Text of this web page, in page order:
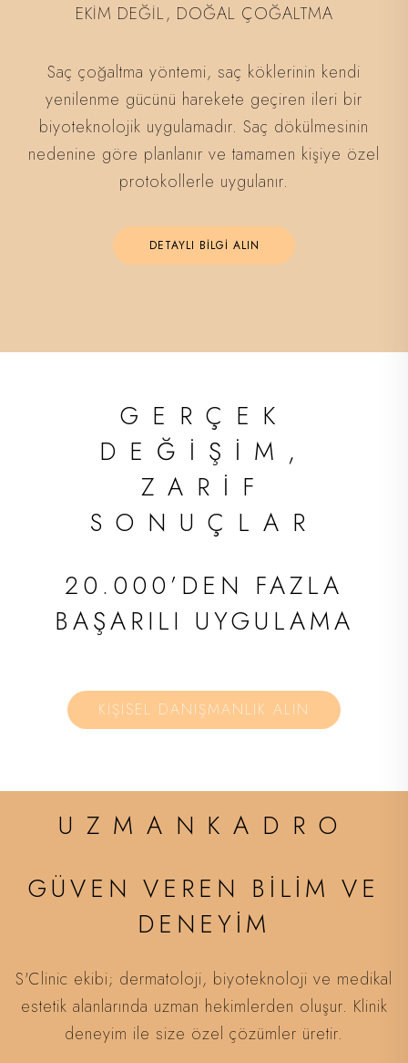
EKİM DEĞİL, DOĞAL ÇOĞALTMA
Saç çoğaltma yöntemi, saç köklerinin kendi
yenilenme gücünü harekete geçiren ileri bir
biyoteknolojik uygulamadır. Saç dökülmesinin
nedenine göre planlanır ve tamamen kişiye özel
protokollerle uygulanır.
DETAYLI BİLGİ ALIN
GERÇEK
DEĞİŞİM,
ZARİF
SONUÇLAR
20.000’DEN FAZLA
BAŞARILI UYGULAMA
KİŞİSEL DANIŞMANLIK ALIN
UZMANKADRO
GÜVEN VEREN BİLİM VE
DENEYİM
S'Clinic ekibi; dermatoloji, biyoteknoloji ve medikal
estetik alanlarında uzman hekimlerden oluşur. Klinik
deneyim ile size özel çözümler üretir.